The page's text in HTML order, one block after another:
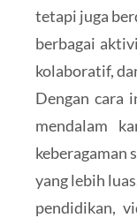
tetapi juga
berbagai
kolaboratif,
Dengan cara
mendalam
keberagaman
yang lebih
pendidikan,